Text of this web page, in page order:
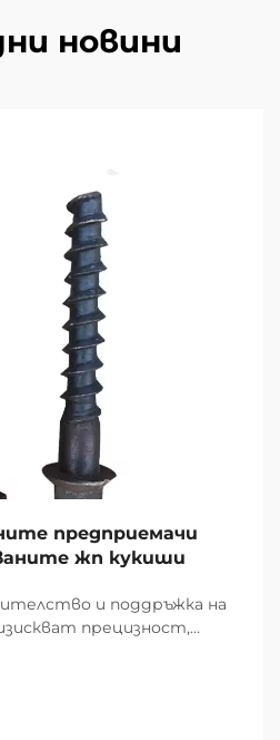
новини
предприемачи
жп кукиши
и поддръжка на
прецизност,
които фиксират